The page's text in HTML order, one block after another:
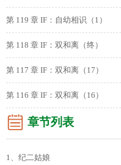
第 119 章 IF：自幼相识（1）
第 118 章 IF：双和离（终）
第 117 章 IF：双和离（17）
第 116 章 IF：双和离（16）
章节列表
1、纪二姑娘